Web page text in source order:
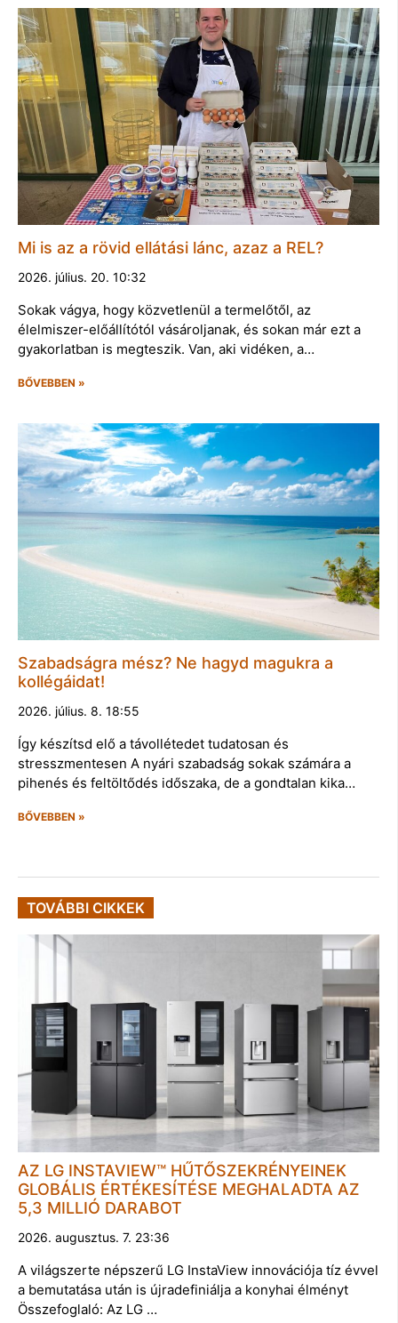
Mi is az a rövid ellátási lánc, azaz a REL?
2026. július. 20. 10:32
Sokak vágya, hogy közvetlenül a termelőtől, az
élelmiszer-előállítótól vásároljanak, és sokan már ezt a
gyakorlatban is megteszik. Van, aki vidéken, a…
BŐVEBBEN »
Szabadságra mész? Ne hagyd magukra a
kollégáidat!
2026. július. 8. 18:55
Így készítsd elő a távollétedet tudatosan és
stresszmentesen A nyári szabadság sokak számára a
pihenés és feltöltődés időszaka, de a gondtalan kika…
BŐVEBBEN »
TOVÁBBI CIKKEK
AZ LG INSTAVIEW™ HŰTŐSZEKRÉNYEINEK
GLOBÁLIS ÉRTÉKESÍTÉSE MEGHALADTA AZ
5,3 MILLIÓ DARABOT
2026. augusztus. 7. 23:36
A világszerte népszerű LG InstaView innovációja tíz évvel
a bemutatása után is újradefiniálja a konyhai élményt
Összefoglaló: Az LG …